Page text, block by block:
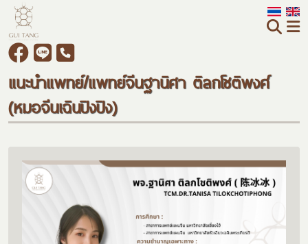
แนะนำแพทย์/แพทย์จีนฐานิศา ติลกโชติพงศ์
(หมอจีนเฉินปิงปิง)